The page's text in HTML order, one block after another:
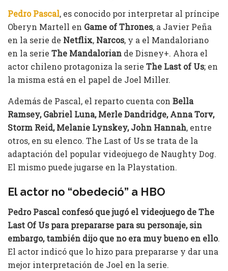
Pedro Pascal, es conocido por interpretar al príncipe
Oberyn Martell en Game of Thrones, a Javier Peña
en la serie de Netflix, Narcos, y a el Mandaloriano
en la serie The Mandalorian de Disney+. Ahora el
actor chileno protagoniza la serie The Last of Us; en
la misma está en el papel de Joel Miller.
Además de Pascal, el reparto cuenta con Bella
Ramsey, Gabriel Luna, Merle Dandridge, Anna Torv,
Storm Reid, Melanie Lynskey, John Hannah, entre
otros, en su elenco. The Last of Us se trata de la
adaptación del popular videojuego de Naughty Dog.
El mismo puede jugarse en la Playstation.
El actor no “obedeció” a HBO
Pedro Pascal confesó que jugó el videojuego de The
Last Of Us para prepararse para su personaje, sin
embargo, también dijo que no era muy bueno en ello.
El actor indicó que lo hizo para prepararse y dar una
mejor interpretación de Joel en la serie.